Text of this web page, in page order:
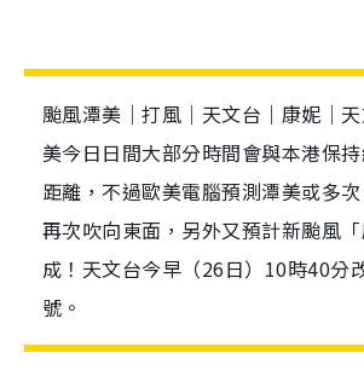
颱風潭美｜打風｜天文台｜康妮｜
美今日日間大部分時間會與本港保
距離，不過歐美電腦預測潭美或多次
再次吹向東面，另外又預計新颱風
成！天文台今早（26日）10時40分
號。